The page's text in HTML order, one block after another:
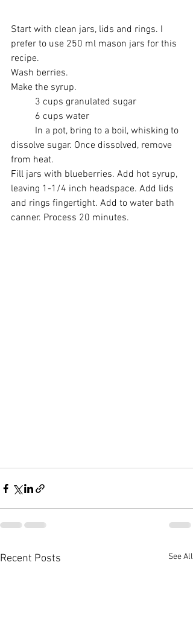
Start with clean jars, lids and rings. I
prefer to use 250 ml mason jars for this
recipe.
Wash berries.
Make the syrup.
	3 cups granulated sugar
	6 cups water
dissolve sugar. Once dissolved, remove
from heat.
Fill jars with blueberries. Add hot syrup,
leaving 1-1/4 inch headspace. Add lids
and rings fingertight. Add to water bath
canner. Process 20 minutes.
Recent Posts See All